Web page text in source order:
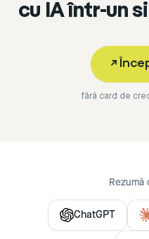
cu IA într-un
↗
fără card de
ChatGPT